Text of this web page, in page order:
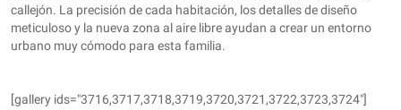
callejón. La precisión de cada habitación, los detalles de diseño
meticuloso y la nueva zona al aire libre ayudan a crear un entorno
urbano muy cómodo para esta familia.
[gallery ids="3716,3717,3718,3719,3720,3721,3722,3723,3724"]